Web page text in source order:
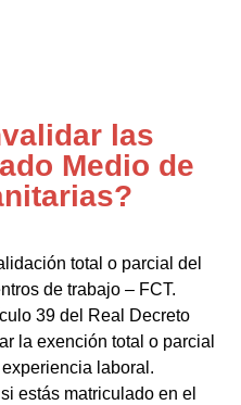
las
Medio de
total o parcial del
de trabajo – FCT.
39 del Real Decreto
la exención total o parcial
laboral.
estás matriculado en el